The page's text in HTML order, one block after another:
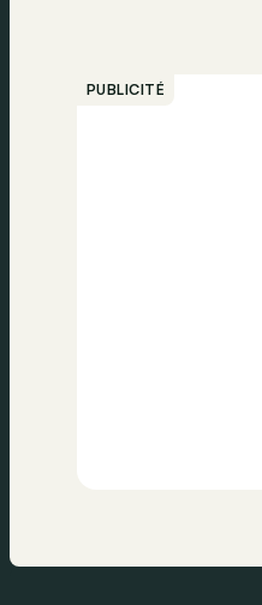
PUBLICITÉ